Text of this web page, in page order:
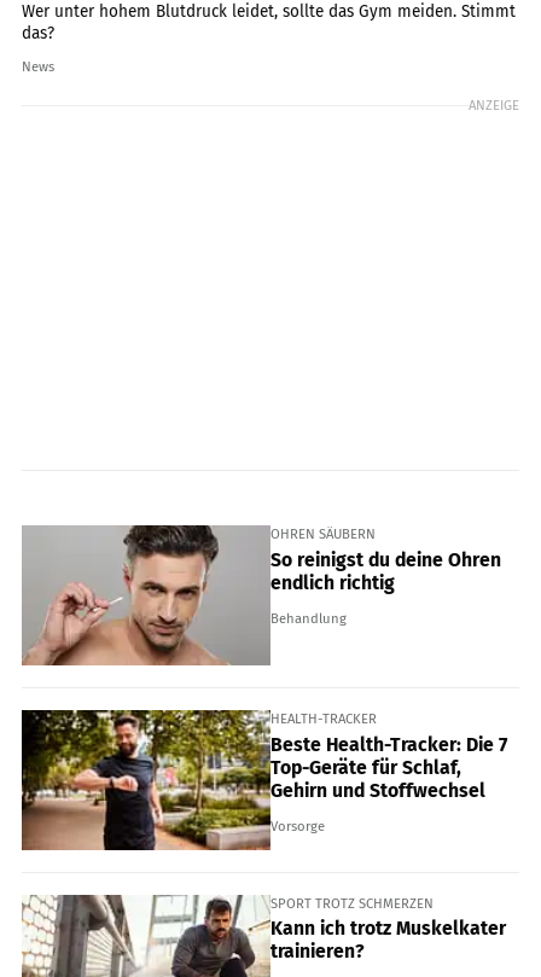
Wer unter hohem Blutdruck leidet, sollte das Gym meiden. Stimmt
das?
News
ANZEIGE
OHREN SÄUBERN
So reinigst du deine Ohren
endlich richtig
Behandlung
HEALTH-TRACKER
Beste Health-Tracker: Die 7
Top-Geräte für Schlaf,
Gehirn und Stoffwechsel
Vorsorge
SPORT TROTZ SCHMERZEN
Kann ich trotz Muskelkater
trainieren?